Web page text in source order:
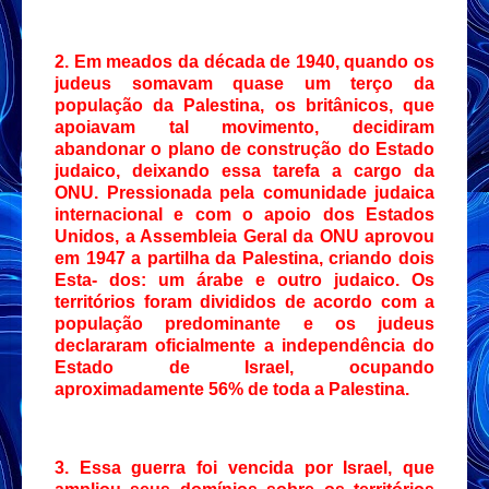
2. Em meados da década de 1940, quando os
judeus somavam quase um terço da
população da Palestina, os britânicos, que
apoiavam tal movimento, decidiram
abandonar o plano de construção do Estado
judaico, deixando essa tarefa a cargo da
ONU. Pressionada pela comunidade judaica
internacional e com o apoio dos Estados
Unidos, a Assembleia Geral da ONU aprovou
em 1947 a partilha da Palestina, criando dois
Esta- dos: um árabe e outro judaico. Os
territórios foram divididos de acordo com a
população predominante e os judeus
declararam oficialmente a independência do
Estado de Israel, ocupando
aproximadamente 56% de toda a Palestina.
3. Essa guerra foi vencida por Israel, que